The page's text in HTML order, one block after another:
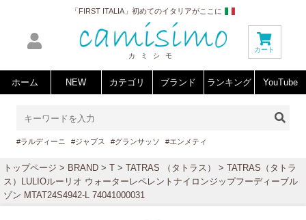
「FIRST ITALIA」初めてのイタリアがここに
カミシモ
カート
ホーム NEW カテゴリ ブランド ランキング YouTube
#ラルディーニ #ジャブス #グランサッソ #エンメティ
トップページ > BRAND > T > TATRAS （タトラス）
> TATRAS（タトラ
ス）LULIOルーリオ ウォーターレペレントナイロンジップフーディーブル
ゾン MTAT24S4942-L 74041000031